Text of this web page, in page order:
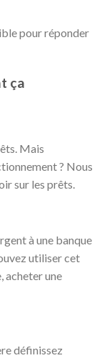
pour réponder
ça
Mais
? Nous
sur les prêts.
à une banque
utiliser cet
acheter une
définissez